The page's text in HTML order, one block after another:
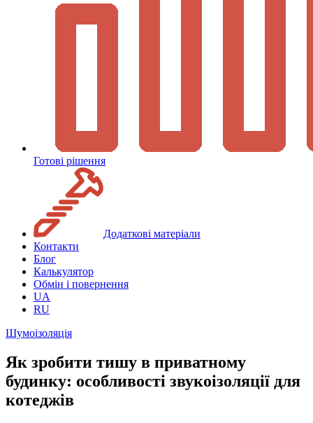
Готові рішення
Додаткові матеріали
Контакти
Блог
Калькулятор
Обмін і повернення
UA
RU
Шумоізоляція
Як зробити тишу в приватному
будинку: особливості звукоізоляції для
котеджів